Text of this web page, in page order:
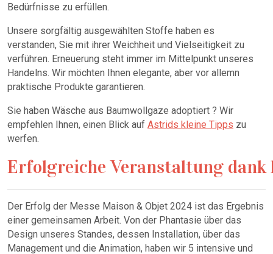
Bedürfnisse zu erfüllen.
Unsere sorgfältig ausgewählten Stoffe haben es
verstanden, Sie mit ihrer Weichheit und Vielseitigkeit zu
verführen. Erneuerung steht immer im Mittelpunkt unseres
Handelns. Wir möchten Ihnen elegante, aber vor allemn
praktische Produkte garantieren.
Sie haben Wäsche aus Baumwollgaze adoptiert ? Wir
empfehlen Ihnen, einen Blick auf Astrids kleine Tipps zu
werfen.
Erfolgreiche Veranstaltung
Der Erfolg der Messe Maison & Objet 2024 ist das Ergebnis
einer gemeinsamen Arbeit. Von der Phantasie über das
Design unseres Standes, dessen Installation, über das
Management und die Animation, haben wir 5 intensive und